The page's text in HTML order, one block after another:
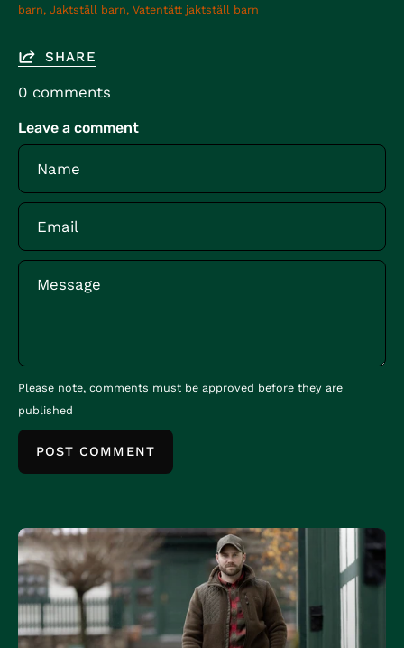
barn Jaktställ barn Vatentätt jaktställ barn
SHARE
0 comments
Leave a comment
Name
Email
Message
Please note, comments must be approved before they are
published
POST COMMENT